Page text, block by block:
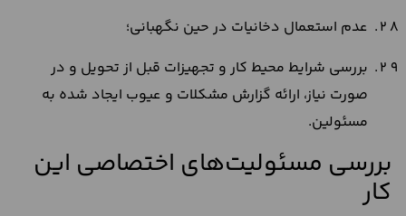
عدم استعمال دخانیات در حین نگهبانی؛
بررسی شرایط محیط کار و تجهیزات قبل از تحویل و در
صورت نیاز، ارائه گزارش مشکلات و عیوب ایجاد شده به
مسئولین.
بررسی مسئولیت‌های اختصاصی این
کار